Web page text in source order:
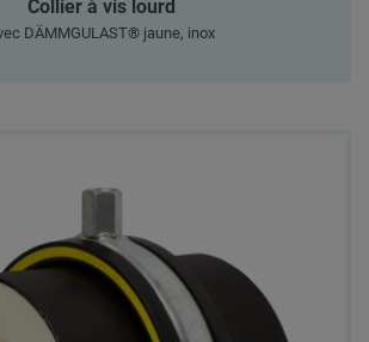
Collier à vis lourd
DÄMMGULAST® jaune, inox